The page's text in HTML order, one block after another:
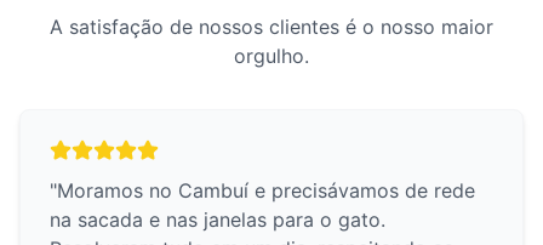
A satisfação de nossos clientes é o nosso maior
orgulho.
"Moramos no Cambuí e precisávamos de rede
na sacada e nas janelas para o gato.